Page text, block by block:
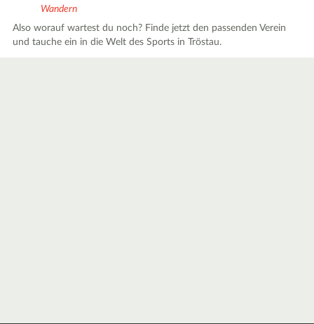
Wandern
Also worauf wartest du noch? Finde jetzt den passenden Verein
und tauche ein in die Welt des Sports in Tröstau.